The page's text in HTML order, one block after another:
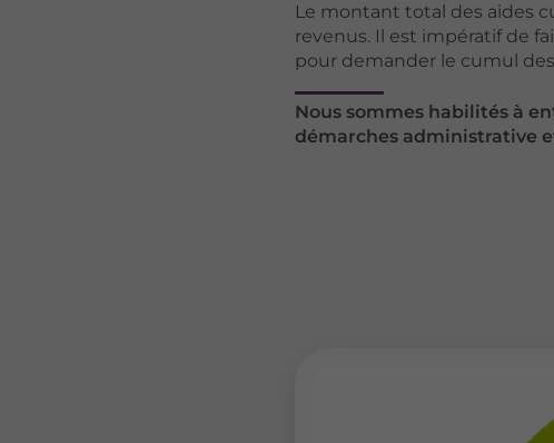
Le montant total des aides
revenus. Il est impératif de
pour demander le cumul
Nous sommes habilités à
démarches administrative